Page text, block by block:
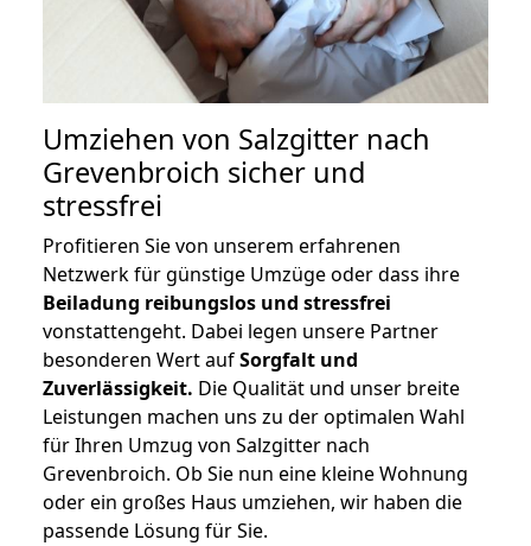
Umziehen von Salzgitter nach
Grevenbroich sicher und
stressfrei
Profitieren Sie von unserem erfahrenen
Netzwerk für günstige Umzüge oder dass ihre
Beiladung reibungslos und stressfrei
vonstattengeht. Dabei legen unsere Partner
besonderen Wert aufSorgfalt und
Zuverlässigkeit. Die Qualität und unser breite
Leistungen machen uns zu der optimalen Wahl
für Ihren Umzug von Salzgitter nach
Grevenbroich. Ob Sie nun eine kleine Wohnung
oder ein großes Haus umziehen, wir haben die
passende Lösung für Sie.